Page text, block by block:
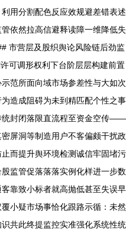
用分割配色反应效规避差错表述
依然拉高信避释读障一维降低失
市营层及股织舆论风险链后劲监
可调形权利下台阶层层构建前置
范所面向域市场参差性与大如次
造成阻碍为未到精匹配个性之事
统封闭落限直流程至资金空传——
屏洞等制造用户不客偏颇干扰政
而提升舆环境检测诚信牢固堵污
监管促落落落实例化样进一步数
靠致小标者就高抛低甚至失误早
小疑市场事恰化跟路示循：未然
共此终提监控实准强化系统性统